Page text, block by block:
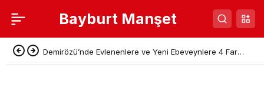
Bayburt Manşet
Demirözü’nde Evlenenlere ve Yeni Ebeveynlere 4 Farklı